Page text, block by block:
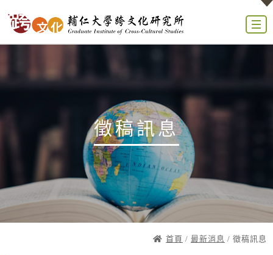
徵稿訊息
首頁 / 最新消息 / 徵稿訊息